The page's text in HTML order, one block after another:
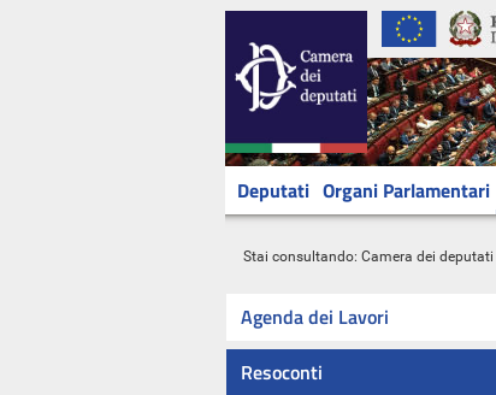
Deputati Organi Parlamentari
Stai consultando: Camera dei deputati
Agenda dei Lavori
Resoconti